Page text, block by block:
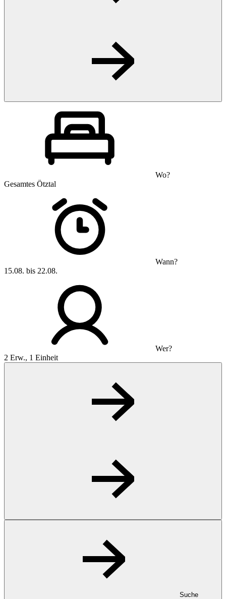
Wo?
Gesamtes Ötztal
Wann?
15.08. bis 22.08.
Wer?
2 Erw., 1 Einheit
Suche